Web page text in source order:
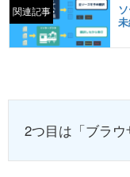
関連記事
2つ目は「ブラウ